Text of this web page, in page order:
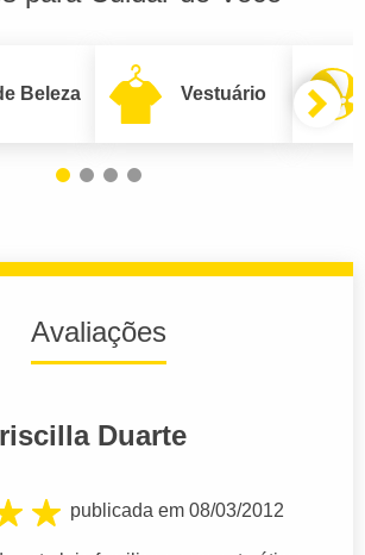
Beleza Vestuário
Avaliações
Duarte
publicada em 08/03/2012